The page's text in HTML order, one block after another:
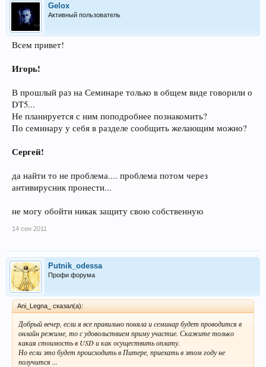
Gelox
Активный пользователь
Всем привет!
Игорь!
В прошлый раз на Семинаре только в общем виде говорили о
DT5...
Не планируется с ним поподробнее познакомить?
По семинару у себя в разделе сообщить желающим можно?
Сергей!
да найти то не проблема.... проблема потом через
антивирусник пронести...
не могу обойти никак защиту свою собственную
14 сен 2011
Putnik_odessa
Профи форума
Ani_Legna_ сказал(а):
Добрый вечер, если я все правильно поняла и семинар будет проводится в
онлайн режиме, то с удовольствием приму участие. Скажите только
какая стоимость в USD и как осуществить оплату.
Но если это будет происходить в Питере, приехать в этом году не
получится ...